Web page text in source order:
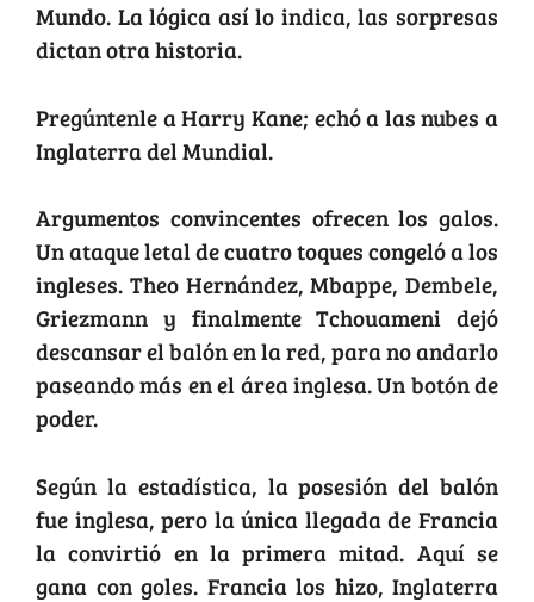
Mundo. La lógica así lo indica, las sorpresas
dictan otra historia.
Pregúntenle a Harry Kane; echó a las nubes a
Inglaterra del Mundial.
Argumentos convincentes ofrecen los galos.
Un ataque letal de cuatro toques congeló a los
ingleses. Theo Hernández, Mbappe, Dembele,
Griezmann y finalmente Tchouameni dejó
descansar el balón en la red, para no andarlo
paseando más en el área inglesa. Un botón de
poder.
Según la estadística, la posesión del balón
fue inglesa, pero la única llegada de Francia
la convirtió en la primera mitad. Aquí se
gana con goles. Francia los hizo, Inglaterra